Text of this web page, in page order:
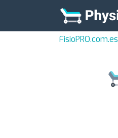
FisioPRO.com.es